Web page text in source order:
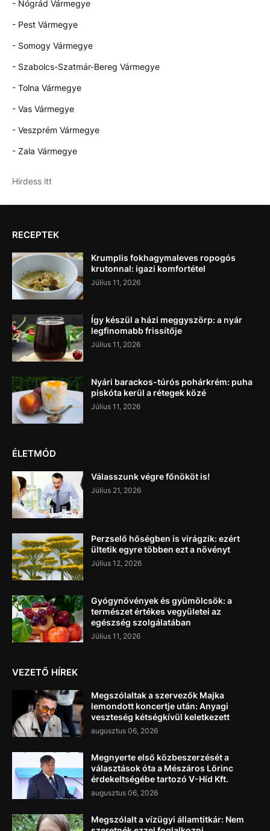
- Nógrád Vármegye
- Pest Vármegye
- Somogy Vármegye
- Szabolcs-Szatmár-Bereg Vármegye
- Tolna Vármegye
- Vas Vármegye
- Veszprém Vármegye
- Zala Vármegye
Hirdess itt
RECEPTEK
Krumplis fokhagymaleves ropogós
krutonnal: igazi komfortétel
Július 11, 2026
Így készül a házi meggyszörp: a nyár
legfinomabb frissítője
Július 11, 2026
Nyári barackos-túrós pohárkrém: puha
piskóta kerül a rétegek közé
Július 11, 2026
ÉLETMÓD
Válasszunk végre főnököt is!
Július 21, 2026
Perzselő hőségben is virágzik: ezért
ültetik egyre többen ezt a növényt
Július 12, 2026
Gyógynövények és gyümölcsök: a
természet értékes vegyületei az
egészség szolgálatában
Július 11, 2026
VEZETŐ HÍREK
Megszólaltak a szervezők Majka
lemondott koncertje után: Anyagi
veszteség kétségkívül keletkezett
augusztus 06, 2026
Megnyerte első közbeszerzését a
választások óta a Mészáros Lőrinc
érdekeltségébe tartozó V-Híd Kft.
augusztus 06, 2026
Megszólalt a vízügyi államtitkár: Nem